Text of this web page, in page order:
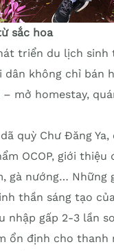
sắc hoa
triển du lịch sinh
dân không chỉ bán
mở homestay,
quỳ Chư Đăng
OCOP, giới
gà nướng… Những
thần sáng tạo
nhập gấp 2-3 lần
ổn định cho thanh